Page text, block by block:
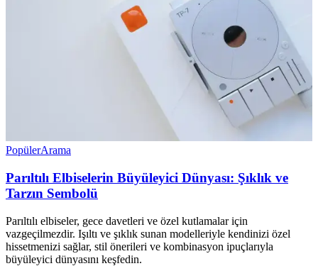
PopülerArama
Parıltılı Elbiselerin Büyüleyici Dünyası: Şıklık ve
Tarzın Sembolü
Parıltılı elbiseler, gece davetleri ve özel kutlamalar için
vazgeçilmezdir. Işıltı ve şıklık sunan modelleriyle kendinizi özel
hissetmenizi sağlar, stil önerileri ve kombinasyon ipuçlarıyla
büyüleyici dünyasını keşfedin.